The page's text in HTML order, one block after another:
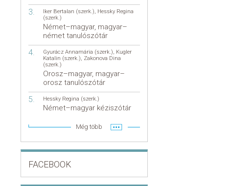
Iker Bertalan (szerk.), Hessky Regina
(szerk.)
Német–magyar, magyar–
német tanulószótár
Gyurácz Annamária (szerk.), Kugler
Katalin (szerk.), Zakonova Dina
(szerk.)
Orosz–magyar, magyar–
orosz tanulószótár
Hessky Regina (szerk.)
Német–magyar kéziszótár
Még több
FACEBOOK